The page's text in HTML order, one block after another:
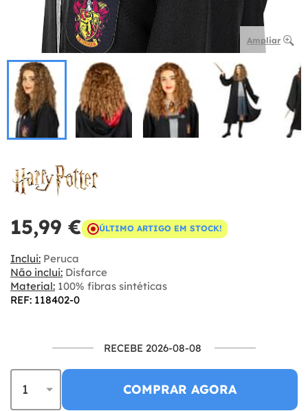
Ampliar
15,99 € ÚLTIMO ARTIGO EM STOCK!
Inclui: Peruca
Não inclui: Disfarce
Material: 100% fibras sintéticas
REF: 118402-0
RECEBE 2026-08-08
COMPRAR AGORA